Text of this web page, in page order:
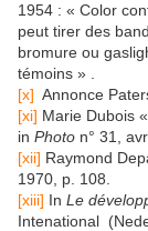
1954 : « Color
peut tirer des
bromure ou
témoins » .
[x] Annonce
[xi] Marie Dubois
in Photo n° 31,
[xii] Raymond
1970, p. 108.
[xiii] In Le
Intenational